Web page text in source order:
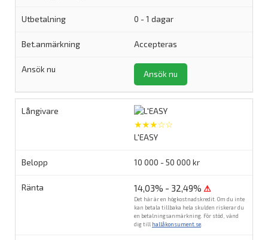
0 - 1 dagar
Accepteras
Ansök nu
★★★☆☆
L'EASY
10 000 - 50 000 kr
14,03% - 32,49% ⚠
Det här är en högkostnadskredit. Om du inte
kan betala tillbaka hela skulden riskerar du
en betalningsanmärkning. För stöd, vänd
dig till hallåkonsument.se.